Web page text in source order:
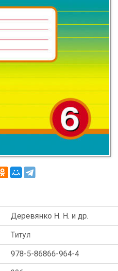
Деревянко Н. Н. и др.
Титул
978-5-86866-964-4